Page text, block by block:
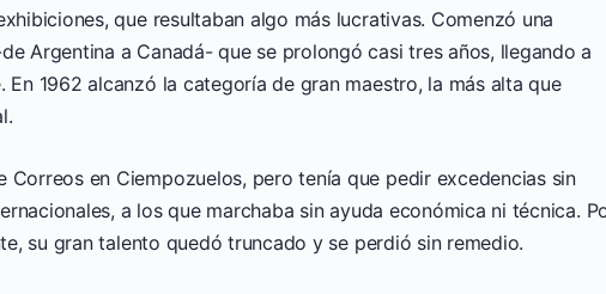
que resultaban algo más lucrativas. Comenzó una
Argentina a Canadá- que se prolongó casi tres años, llegando a
En 1962 alcanzó la categoría de gran maestro, la más alta que
en Ciempozuelos, pero tenía que pedir excedencias sin
a los que marchaba sin ayuda económica ni técnica.
su gran talento quedó truncado y se perdió sin remedio.